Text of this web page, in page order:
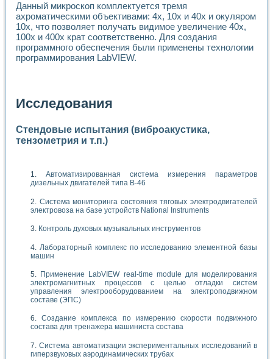
Данный микроскоп комплектуется тремя
ахроматическими объективами: 4х, 10х и 40х и окуляром
10х, что позволяет получать видимое увеличение 40х,
100х и 400х крат соответственно. Для создания
программного обеспечения были применены технологии
программирования LabVIEW.
Исследования
Стендовые испытания (виброакустика,
тензометрия и т.п.)
Автоматизированная система измерения параметров
дизельных двигателей типа В-46
Система мониторинга состояния тяговых электродвигателей
электровоза на базе устройств National Instruments
Контроль духовых музыкальных инструментов
Лабораторный комплекс по исследованию элементной базы
машин
Применение LabVIEW real-time module для моделирования
электромагнитных процессов с целью отладки систем
управления электрооборудованием на электроподвижном
составе (ЭПС)
Создание комплекса по измерению скорости подвижного
состава для тренажера машиниста состава
Система автоматизации экспериментальных исследований в
гиперзвуковых аэродинамических трубах